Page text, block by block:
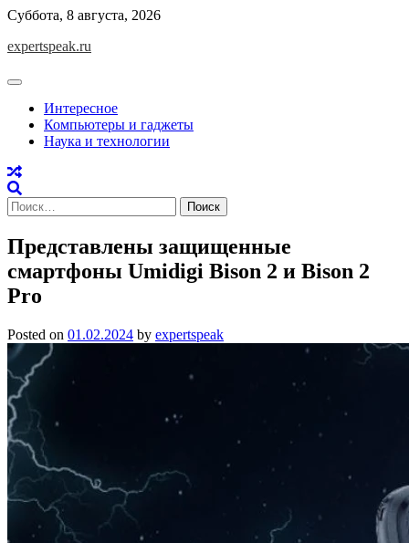
Skip
content
Суббота, 8 августа, 2026
expertspeak.ru
Интересное
Компьютеры и гаджеты
Наука и технологии
Найти:
Представлены защищенные
смартфоны Umidigi Bison 2 и Bison 2
Pro
Posted on 01.02.2024 by expertspeak